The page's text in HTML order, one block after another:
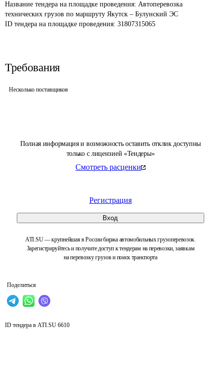
Полная информация и возможность оставить отклик доступны
только с лицензией «Тендеры»
Смотреть расценки
Регистрация
Вход
ATI.SU — крупнейшая в России биржа автомобильных грузоперевозок.
Зарегистрируйтесь и получите доступ к тендерам на перевозки, заявкам
на перевозку грузов и поиск транспорта
Поделиться
Название тендера на площадке проведения: Автоперевозка
технических грузов по маршруту Якутск – Булунский ЭС
ID тендера на площадке проведения: 31807315065
Требования
Несколько поставщиков
ID тендера в ATI.SU 6610